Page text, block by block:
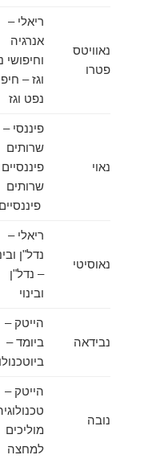
נאוויטס
פטרו
ריאלי –
אנרגיה
וחיפושי נפט
וגז – חיפושי
נפט וגז
פיננסי –
שרותים
פיננסיים –
שרותים
פיננסיים
נאוסיטי
ריאלי –
נדל"ן ובינוי
– נדל"ן
ובינוי
נבידאה
הייטק –
ביומד –
ביוטכנולוגיה
נובה
הייטק –
טכנולוגיה –
מוליכים
למחצה